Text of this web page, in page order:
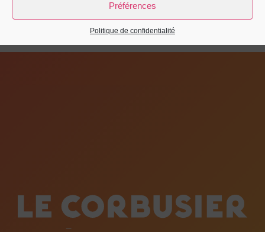
Préférences
Politique de confidentialité